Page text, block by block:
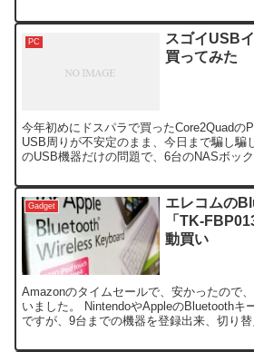
PC
スゴイUSB
買ってみた
今年初めにドスパラで買ったCore2Quadの
USB周りが不安定のまま、今日まで騙し騙
のUSB機器だけの問題で、6台のNASボッ
Gadget
エレコムの
「TK-
動買い
Amazonのタイムセールで、安かったので
いました。 NintendoやAppleのBluetoothキ
ですが、9台までの機器を登録出来、切り替